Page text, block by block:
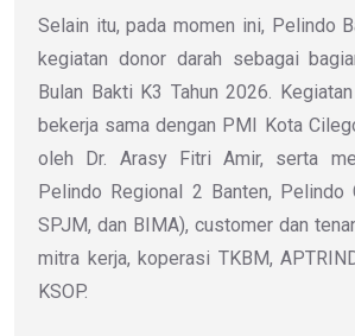
Selain itu, pada momen ini, Pelindo
kegiatan donor darah sebagai
Bulan Bakti K3 Tahun 2026.
bekerja sama dengan PMI Kota
oleh Dr. Arasy Fitri Amir, serta
Pelindo Regional 2 Banten, Pelindo
SPJM, dan BIMA), customer dan
mitra kerja, koperasi TKBM,
KSOP.